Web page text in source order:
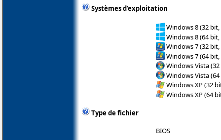
Systèmes d'exploitation
Windows 8 (32 bit,
Windows 8 (64 bit,
Windows 7 (32 bit,
Windows 7 (64 bit,
Windows Vista
Windows Vista
Windows XP (32
Windows XP (64
Type de fichier
BIOS